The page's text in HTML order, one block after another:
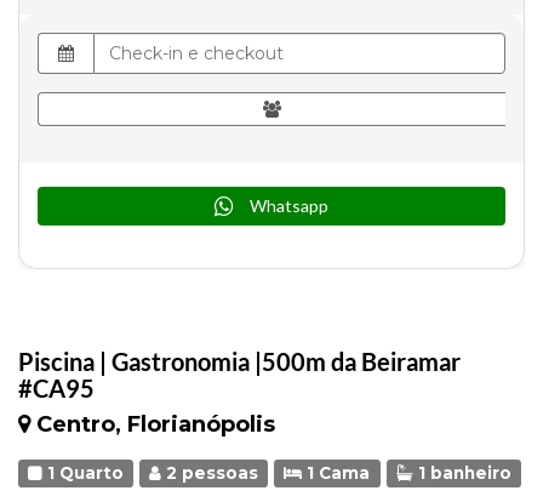
Piscina | Gastronomia |500m da Beiramar
#CA95
Centro, Florianópolis
1 Quarto 2 pessoas 1 Cama 1 banheiro
Whatsapp